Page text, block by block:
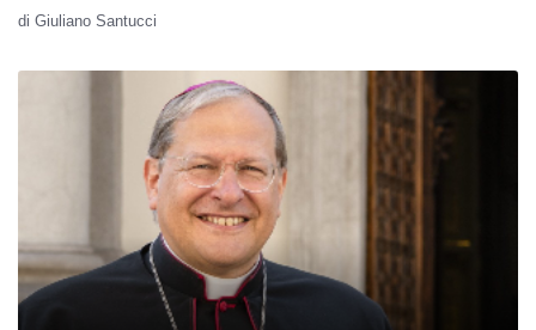
di Giuliano Santucci